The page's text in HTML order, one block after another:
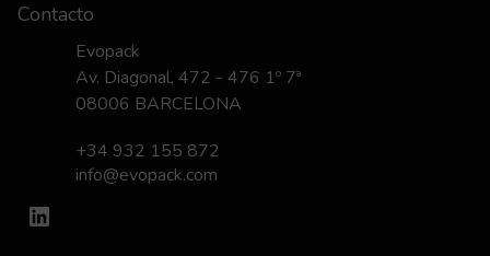
Contacto
Evopack
Av. Diagonal, 472 - 476 1º 7ª
08006 BARCELONA
+34 932 155 872
info@evopack.com
LinkedIn